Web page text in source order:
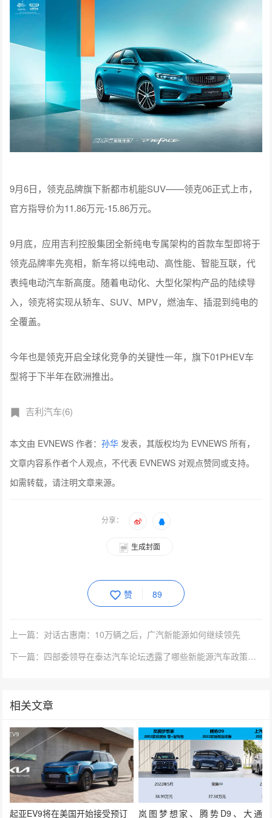
9月6日，领克品牌旗下新都市机能SUV——领克06正式上市，
官方指导价为11.86万元-15.86万元。
9月底，应用吉利控股集团全新纯电专属架构的首款车型即将于
领克品牌率先亮相，新车将以纯电动、高性能、智能互联，代
表纯电动汽车新高度。随着电动化、大型化架构产品的陆续导
入，领克将实现从轿车、SUV、MPV，燃油车、插混到纯电的
全覆盖。
今年也是领克开启全球化竞争的关键性一年，旗下01PHEV车
型将于下半年在欧洲推出。
吉利汽车(6)
本文由 EVNEWS 作者：孙华 发表，其版权均为 EVNEWS 所有，
文章内容系作者个人观点，不代表 EVNEWS 对观点赞同或支持。
如需转载，请注明文章来源。
分享：
生成封面
赞 89
上一篇：对话古惠南：10万辆之后，广汽新能源如何继续领先
下一篇：四部委领导在泰达汽车论坛透露了哪些新能源汽车政策动向？
相关文章
起亚EV9将在美国开始接受预订 岚图梦想家、腾势D9、大通